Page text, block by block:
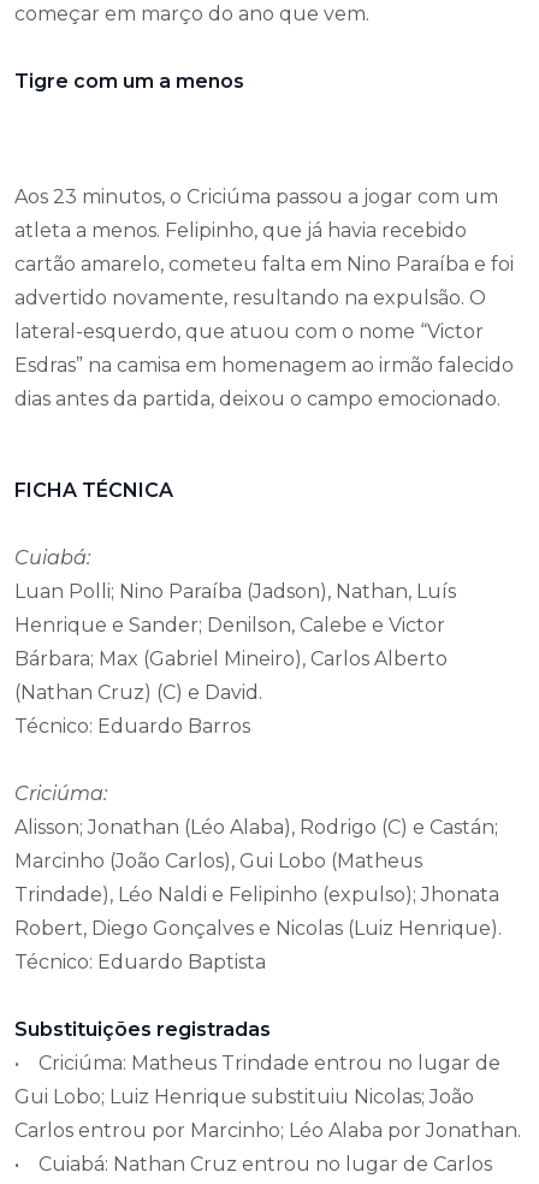
começar em março do ano que vem.
Tigre com um a menos
Aos 23 minutos, o Criciúma passou a jogar com um
atleta a menos. Felipinho, que já havia recebido
cartão amarelo, cometeu falta em Nino Paraíba e foi
advertido novamente, resultando na expulsão. O
lateral-esquerdo, que atuou com o nome “Victor
Esdras” na camisa em homenagem ao irmão falecido
dias antes da partida, deixou o campo emocionado.
FICHA TÉCNICA
Cuiabá:
Luan Polli; Nino Paraíba (Jadson), Nathan, Luís
Henrique e Sander; Denilson, Calebe e Victor
Bárbara; Max (Gabriel Mineiro), Carlos Alberto
(Nathan Cruz) (C) e David.
Técnico: Eduardo Barros
Criciúma:
Alisson; Jonathan (Léo Alaba), Rodrigo (C) e Castán;
Marcinho (João Carlos), Gui Lobo (Matheus
Trindade), Léo Naldi e Felipinho (expulso); Jhonata
Robert, Diego Gonçalves e Nicolas (Luiz Henrique).
Técnico: Eduardo Baptista
Substituições registradas
• Criciúma: Matheus Trindade entrou no lugar de
Gui Lobo; Luiz Henrique substituiu Nicolas; João
Carlos entrou por Marcinho; Léo Alaba por Jonathan.
• Cuiabá: Nathan Cruz entrou no lugar de Carlos